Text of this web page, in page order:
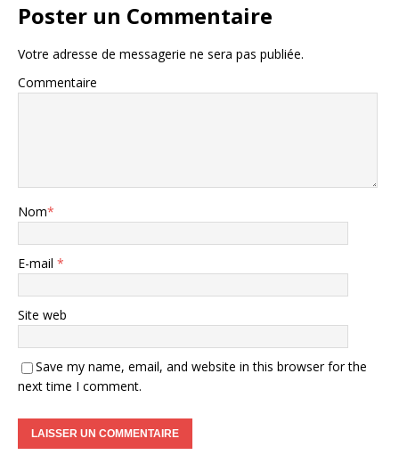
Poster un Commentaire
Votre adresse de messagerie ne sera pas publiée.
Commentaire
Nom*
E-mail *
Site web
Save my name, email, and website in this browser for the
next time I comment.